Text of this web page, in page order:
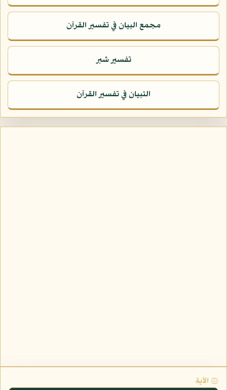
مجمع البيان في تفسير القرآن
تفسير شبر
التبيان في تفسير القرآن
۞ الآية